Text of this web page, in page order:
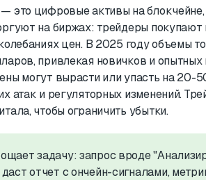
это цифровые активы на блокчейне,
на биржах: трейдеры покупают
цен. В 2025 году объемы
привлекая новичков и
могут вырасти или упасть на 20-
атак и регуляторных изменений.
чтобы ограничить убытки.
задачу: запрос вроде
даст отчет с ончейн-сигналами,